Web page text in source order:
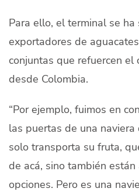
Para ello, el terminal se
exportadores de
conjuntas que refuercen el
desde Colombia.
“Por ejemplo, fuimos en
las puertas de una
solo transporta su fruta,
de acá, sino también
opciones. Pero es una